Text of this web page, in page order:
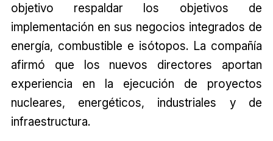
objetivo respaldar los objetivos de
implementación en sus negocios integrados de
energía, combustible e isótopos. La compañía
afirmó que los nuevos directores aportan
experiencia en la ejecución de proyectos
nucleares, energéticos, industriales y de
infraestructura.